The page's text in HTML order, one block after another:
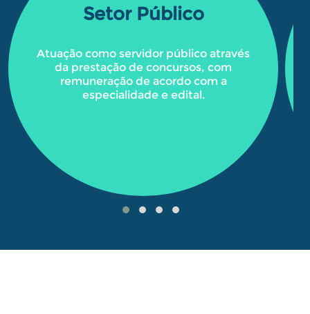
Setor Público
Atuação como servidor público através
da prestação de concursos, com
remuneração de acordo com a
especialidade e edital.